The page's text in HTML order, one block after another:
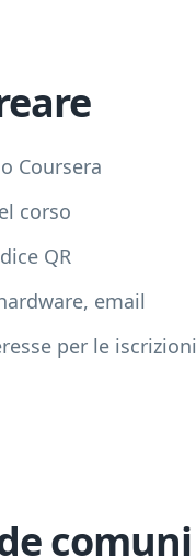
Coursera
corso
QR
email
per le iscrizioni
comuni